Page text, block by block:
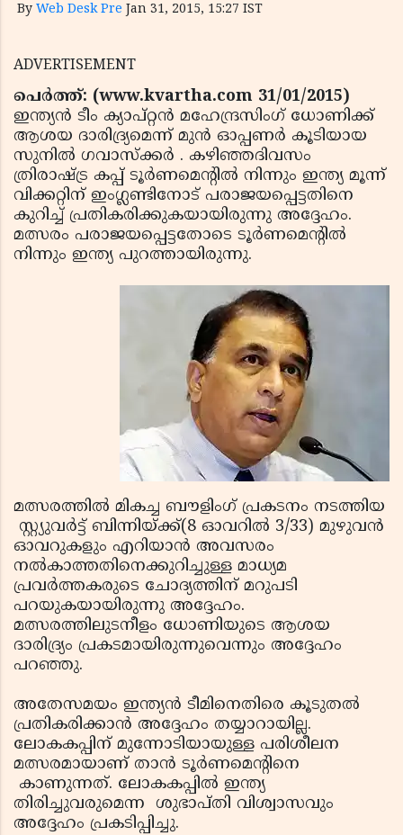
By Web Desk Pre Jan 31, 2015, 15:27 IST
ADVERTISEMENT
പെര്‍ത്ത്: (www.kvartha.com 31/01/2015)
ഇന്ത്യന്‍ ടീം ക്യാപ്റ്റന്‍ മഹേന്ദ്രസിംഗ് ധോണിക്ക്
ആശയ ദാരിദ്ര്യമെന്ന് മുന്‍ ഓപ്പണര്‍ കൂടിയായ
സുനില്‍ ഗവാസ്‌ക്കര്‍ . കഴിഞ്ഞദിവസം
ത്രിരാഷ്ട്ര കപ്പ് ടൂര്‍ണമെന്റില്‍ നിന്നും ഇന്ത്യ മൂന്ന്
വിക്കറ്റിന് ഇംഗ്ലണ്ടിനോട് പരാജയപ്പെട്ടതിനെ
കുറിച്ച് പ്രതികരിക്കുകയായിരുന്നു അദ്ദേഹം.
മത്സരം പരാജയപ്പെട്ടതോടെ ടൂര്‍ണമെന്റില്‍
നിന്നും ഇന്ത്യ പുറത്തായിരുന്നു.
മത്സരത്തില്‍ മികച്ച ബൗളിംഗ് പ്രകടനം നടത്തിയ
സ്റ്റ്യുവര്‍ട്ട് ബിന്നിയ്ക്ക്(8 ഓവറില്‍ 3/33) മുഴുവന്‍
ഓവറുകളും എറിയാന്‍ അവസരം
നല്‍കാത്തതിനെക്കുറിച്ചുള്ള മാധ്യമ
പ്രവര്‍ത്തകരുടെ ചോദ്യത്തിന് മറുപടി
പറയുകയായിരുന്നു അദ്ദേഹം.
മത്സരത്തിലുടനീളം ധോണിയുടെ ആശയ
ദാരിദ്ര്യം പ്രകടമായിരുന്നുവെന്നും അദ്ദേഹം
പറഞ്ഞു.
അതേസമയം ഇന്ത്യന്‍ ടീമിനെതിരെ കൂടുതല്‍
പ്രതികരിക്കാന്‍ അദ്ദേഹം തയ്യാറായില്ല.
ലോകകപ്പിന് മുന്നോടിയായുള്ള പരിശീലന
മത്സരമായാണ് താന്‍ ടൂര്‍ണമെന്റിനെ
കാണുന്നത്. ലോകകപ്പില്‍ ഇന്ത്യ
തിരിച്ചുവരുമെന്ന ശുഭാപ്തി വിശ്വാസവും
അദ്ദേഹം പ്രകടിപ്പിച്ചു.